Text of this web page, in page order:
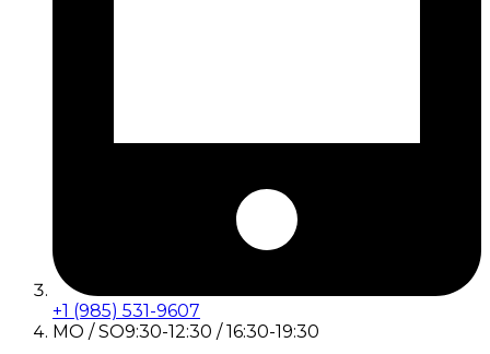
+1 (985) 531-9607
MO / SO9:30-12:30 / 16:30-19:30